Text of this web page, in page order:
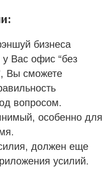
бизнеса
Вас офис “без
Вы сможете
вопросом.
особенно для
должен еще
усилий.